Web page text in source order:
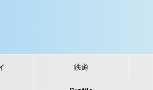
鉄道